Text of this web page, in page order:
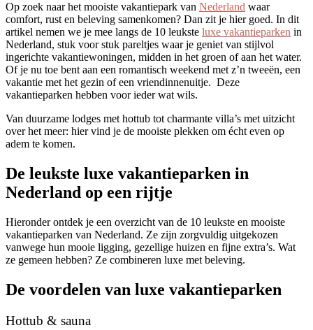
Op zoek naar het mooiste vakantiepark van Nederland waar
comfort, rust en beleving samenkomen? Dan zit je hier goed. In dit
artikel nemen we je mee langs de 10 leukste luxe vakantieparken in
Nederland, stuk voor stuk pareltjes waar je geniet van stijlvol
ingerichte vakantiewoningen, midden in het groen of aan het water.
Of je nu toe bent aan een romantisch weekend met z’n tweeën, een
vakantie met het gezin of een vriendinnenuitje. Deze
vakantieparken hebben voor ieder wat wils.
Van duurzame lodges met hottub tot charmante villa’s met uitzicht
over het meer: hier vind je de mooiste plekken om écht even op
adem te komen.
De leukste luxe vakantieparken in
Nederland op een rijtje
Hieronder ontdek je een overzicht van de 10 leukste en mooiste
vakantieparken van Nederland. Ze zijn zorgvuldig uitgekozen
vanwege hun mooie ligging, gezellige huizen en fijne extra’s. Wat
ze gemeen hebben? Ze combineren luxe met beleving.
De voordelen van luxe vakantieparken
Hottub & sauna